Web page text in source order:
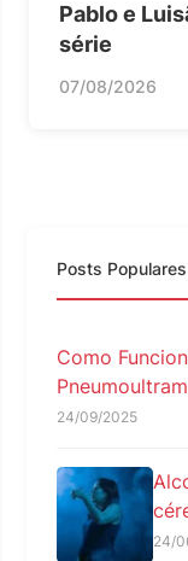
Pablo e
série
07/08/2026
Posts Populares
Como
24/09/2025
24/